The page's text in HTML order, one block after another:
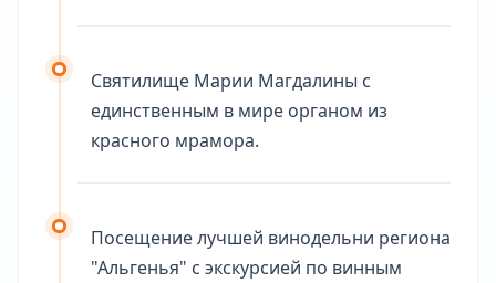
Святилище Марии Магдалины с
единственным в мире органом из
красного мрамора.
Посещение лучшей винодельни региона
"Альгенья" с экскурсией по винным